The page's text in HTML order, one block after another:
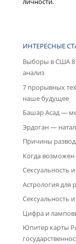
ИНТЕРЕСНЫЕ
Выборы в США 8
анализ
7 прорывных
наше будущее
Башар Асад —
Эрдоган —
Причины
Когда возможен
Сексуальность
Астрология для
Сексуальность
Цифра и
Юпитер карты